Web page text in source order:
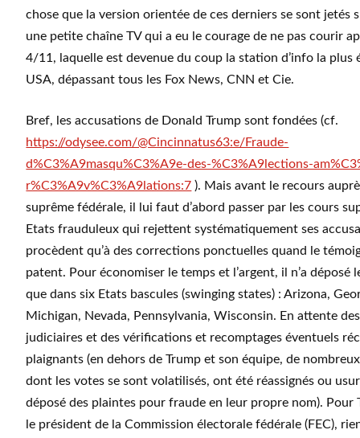
chose que la version orientée de ces derniers se sont jetés
une petite chaîne TV qui a eu le courage de ne pas courir
4/11, laquelle est devenue du coup la station d’info la plus
USA, dépassant tous les Fox News, CNN et Cie.
Bref, les accusations de Donald Trump sont fondées (cf.
https://odysee.com/@Cincinnatus63:e/Fraude-
d%C3%A9masqu%C3%A9e-des-%C3%A9lections-
r%C3%A9v%C3%A9lations:7 ). Mais avant le recours
suprême fédérale, il lui faut d’abord passer par les cours
Etats frauduleux qui rejettent systématiquement ses
procèdent qu’à des corrections ponctuelles quand le
patent. Pour économiser le temps et l’argent, il n’a déposé
que dans six Etats bascules (swinging states) : Arizona,
Michigan, Nevada, Pennsylvania, Wisconsin. En attente
judiciaires et des vérifications et recomptages éventuels
plaignants (en dehors de Trump et son équipe, de
dont les votes se sont volatilisés, ont été réassignés ou
déposé des plaintes pour fraude en leur propre nom). Pour
le président de la Commission électorale fédérale (FEC),